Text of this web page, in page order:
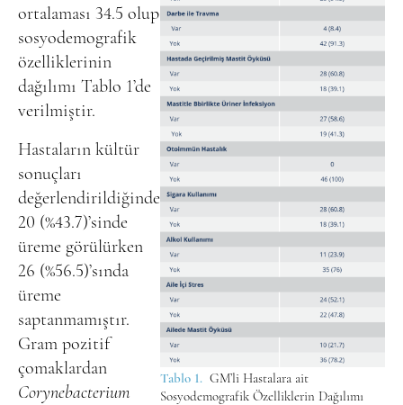
Tablo 1. GM’li Hastalara ait
Sosyodemografik Özelliklerin Dağılımı
ortalaması 34.5 olup
sosyodemografik
özelliklerinin
dağılımı Tablo 1’de
verilmiştir.
Hastaların kültür
sonuçları
değerlendirildiğinde
20 (%43.7)’sinde
üreme görülürken
26 (%56.5)’sında
üreme
saptanmamıştır.
Gram pozitif
çomaklardan
Corynebacterium